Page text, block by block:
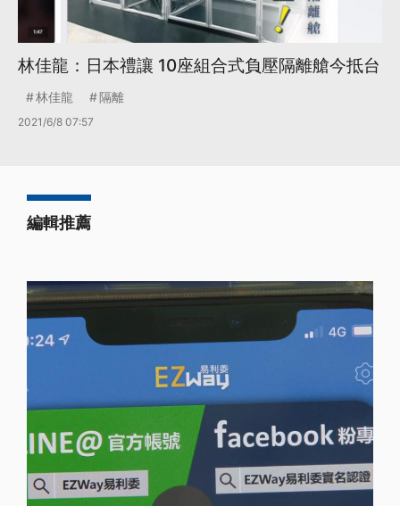
林佳龍：日本禮讓 10座組合式負壓隔離艙今抵台
林佳龍 隔離
2021/6/8 07:57
編輯推薦